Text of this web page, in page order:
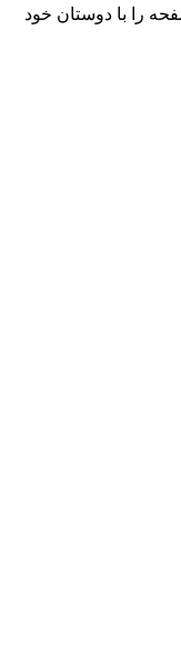
را با دوستان خود